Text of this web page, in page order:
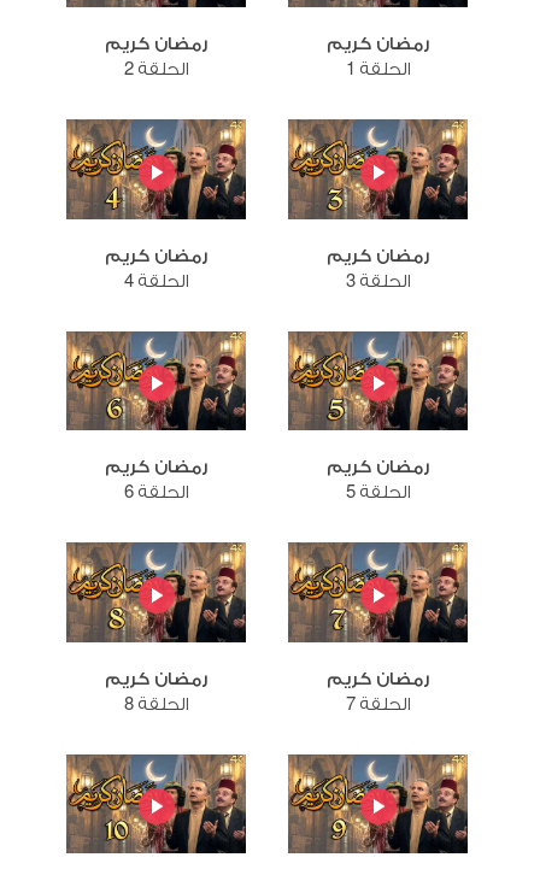
رمضان كريم
الحلقة 1
رمضان كريم
الحلقة 2
رمضان كريم
الحلقة 3
رمضان كريم
الحلقة 4
رمضان كريم
الحلقة 5
رمضان كريم
الحلقة 6
رمضان كريم
الحلقة 7
رمضان كريم
الحلقة 8